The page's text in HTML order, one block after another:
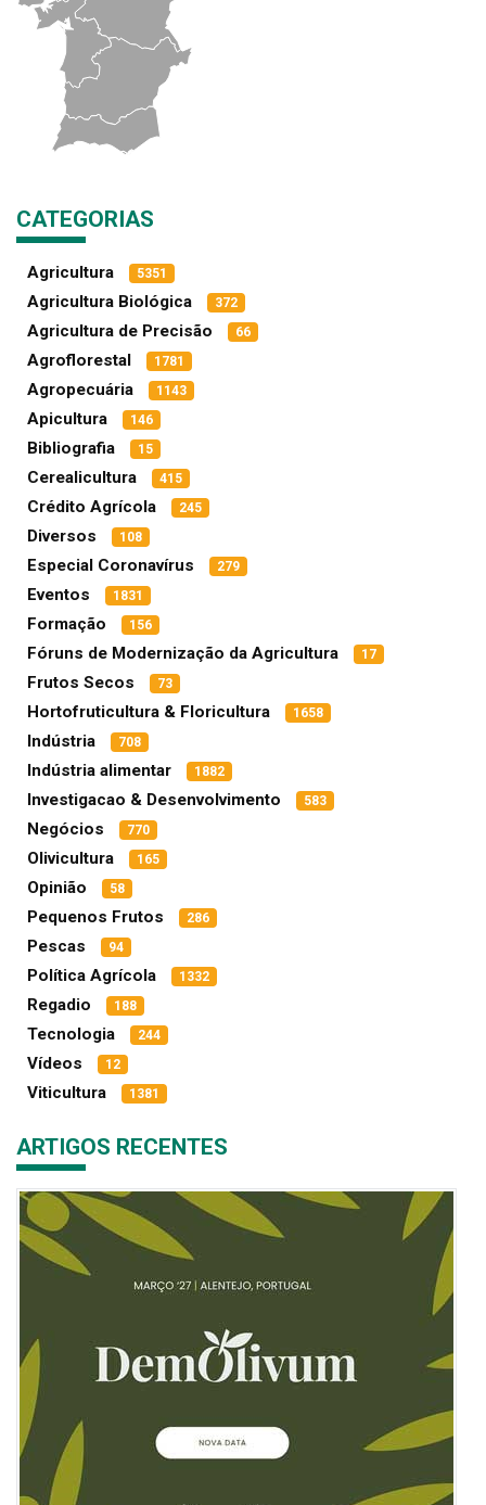
CATEGORIAS
Agricultura 5351
Agricultura Biológica 372
Agricultura de Precisão 66
Agroflorestal 1781
Agropecuária 1143
Apicultura 146
Bibliografia 15
Cerealicultura 415
Crédito Agrícola 245
Diversos 108
Especial Coronavírus 279
Eventos 1831
Formação 156
Fóruns de Modernização da Agricultura 17
Frutos Secos 73
Hortofruticultura & Floricultura 1658
Indústria 708
Indústria alimentar 1882
Investigacao & Desenvolvimento 583
Negócios 770
Olivicultura 165
Opinião 58
Pequenos Frutos 286
Pescas 94
Política Agrícola 1332
Regadio 188
Tecnologia 244
Vídeos 12
Viticultura 1381
ARTIGOS RECENTES